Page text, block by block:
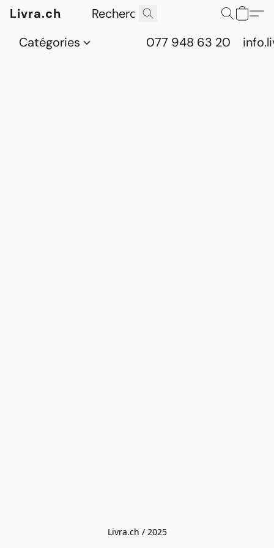
Livra.ch
Catégories
077 948 63 20
Livra.ch / 2025